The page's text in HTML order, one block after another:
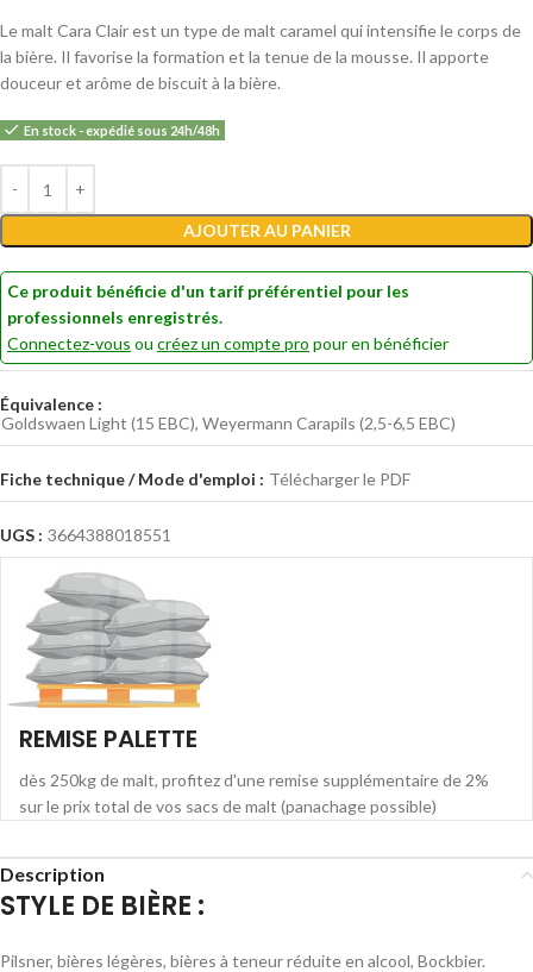
Le malt Cara Clair est un type de malt caramel qui intensifie le corps de
la bière. Il favorise la formation et la tenue de la mousse. Il apporte
douceur et arôme de biscuit à la bière.
En stock - expédié sous 24h/48h
AJOUTER AU PANIER
Ce produit bénéficie d'un tarif préférentiel pour les
professionnels enregistrés.
Connectez-vous ou créez un compte pro pour en bénéficier
Équivalence :
Goldswaen Light (15 EBC), Weyermann Carapils (2,5-6,5 EBC)
Fiche technique / Mode d'emploi : Télécharger le PDF
UGS : 3664388018551
REMISE PALETTE
dès 250kg de malt, profitez d'une remise supplémentaire de 2%
sur le prix total de vos sacs de malt (panachage possible)
Description
STYLE DE BIÈRE :
Pilsner, bières légères, bières à teneur réduite en alcool, Bockbier.